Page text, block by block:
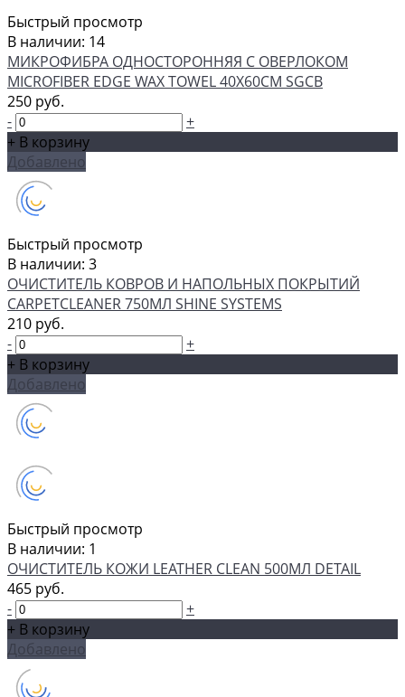
Быстрый просмотр
В наличии: 14
МИКРОФИБРА ОДНОСТОРОННЯЯ С ОВЕРЛОКОМ
MICROFIBER EDGE WAX TOWEL 40Х60СМ SGCB
250 руб.
-
+
+ В корзину
Добавлено
Быстрый просмотр
В наличии: 3
ОЧИСТИТЕЛЬ КОВРОВ И НАПОЛЬНЫХ ПОКРЫТИЙ
CARPETCLEANER 750МЛ SHINE SYSTEMS
210 руб.
-
+
+ В корзину
Добавлено
Быстрый просмотр
В наличии: 1
ОЧИСТИТЕЛЬ КОЖИ LEATHER CLEAN 500МЛ DETAIL
465 руб.
-
+
+ В корзину
Добавлено